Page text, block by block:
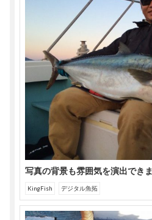
写真の背景も雰囲気を演出できま
KingFish デジタル魚拓